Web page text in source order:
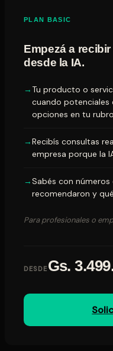
PLAN BASIC
Empezá a
desde la IA.
Tu producto o
cuando potenciales
opciones en tu rubro
Recibís consultas
empresa porque la
Sabés con
recomendaron y
Para profesionales o
DESDE Gs.